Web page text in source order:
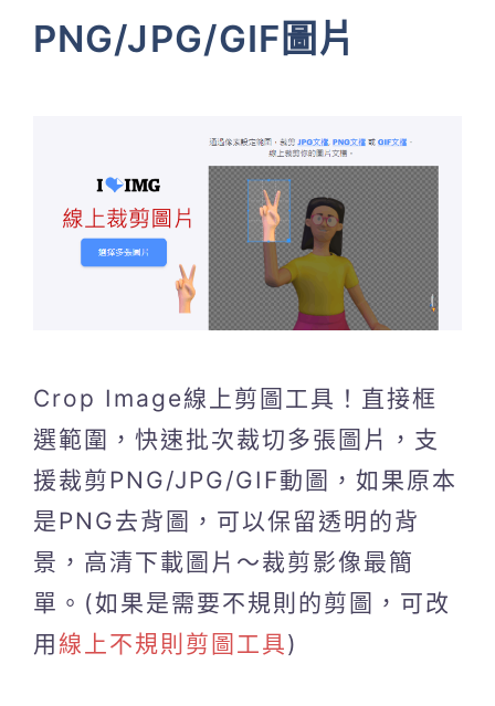
PNG/JPG/GIF圖片
Crop Image線上剪圖工具！直接框
選範圍，快速批次裁切多張圖片，支
援裁剪PNG/JPG/GIF動圖，如果原本
是PNG去背圖，可以保留透明的背
景，高清下載圖片～裁剪影像最簡
單。(如果是需要不規則的剪圖，可改
用 線上不規則剪圖工具)